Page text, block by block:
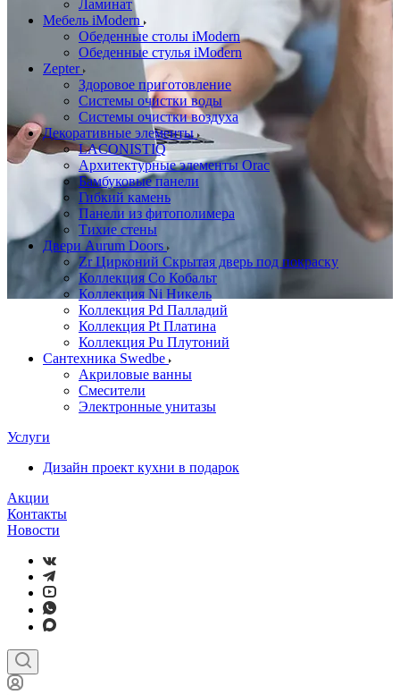
Ламинат
Мебель iModern
Обеденные столы iModern
Обеденные стулья iModern
Zepter
Здоровое приготовление
Системы очистки воды
Системы очистки воздуха
Декоративные элементы
LACONISTIQ
Архитектурные элементы Orac
Бамбуковые панели
Гибкий камень
Панели из фитополимера
Тихие стены
Двери Aurum Doors
Zr Цирконий Скрытая дверь под покраску
Коллекция Co Кобальт
Коллекция Ni Никель
Коллекция Pd Палладий
Коллекция Pt Платина
Коллекция Pu Плутоний
Сантехника Swedbe
Акриловые ванны
Смесители
Электронные унитазы
Услуги
Дизайн проект кухни в подарок
Акции
Контакты
Новости